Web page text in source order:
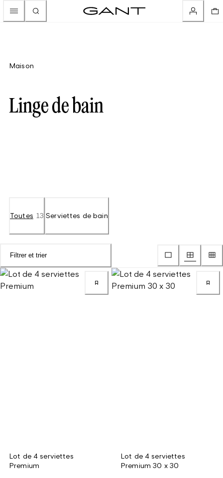
Maison
Linge de bain
Toutes 13 Serviettes de bain
Filtrer et trier
Lot de 4 serviettes
Premium
Lot de 4 serviettes
Premium 30 x 30